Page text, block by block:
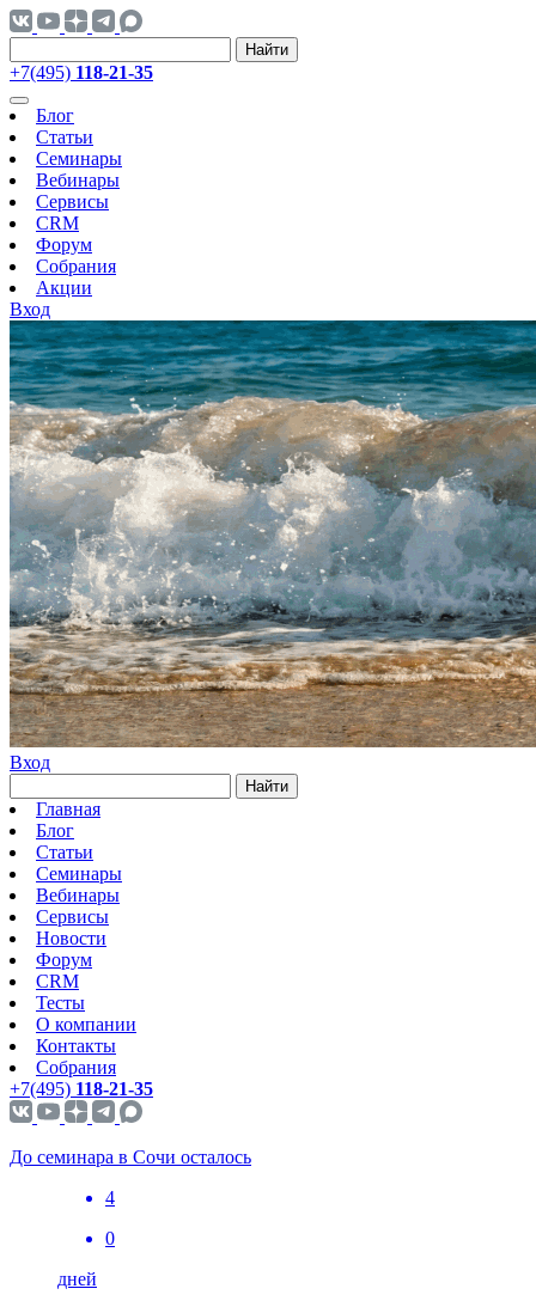
Найти
+7(495) 118-21-35
Блог
Статьи
Семинары
Вебинары
Сервисы
CRM
Форум
Собрания
Акции
Вход
Вход
Найти
Главная
Блог
Статьи
Семинары
Вебинары
Сервисы
Новости
Форум
CRM
Тесты
О компании
Контакты
Собрания
+7(495) 118-21-35
До семинара в Сочи осталось
4
0
дней